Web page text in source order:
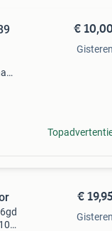
€ 10,00
Gisteren
€ 19,95
Gisteren